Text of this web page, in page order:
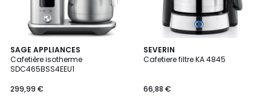
SAGE APPLIANCES
Cafetière isotherme
SDC465BSS4EEU1
299,99 €
2
/
5
SEVERIN
Cafetiere filtre KA 4845
66,88 €